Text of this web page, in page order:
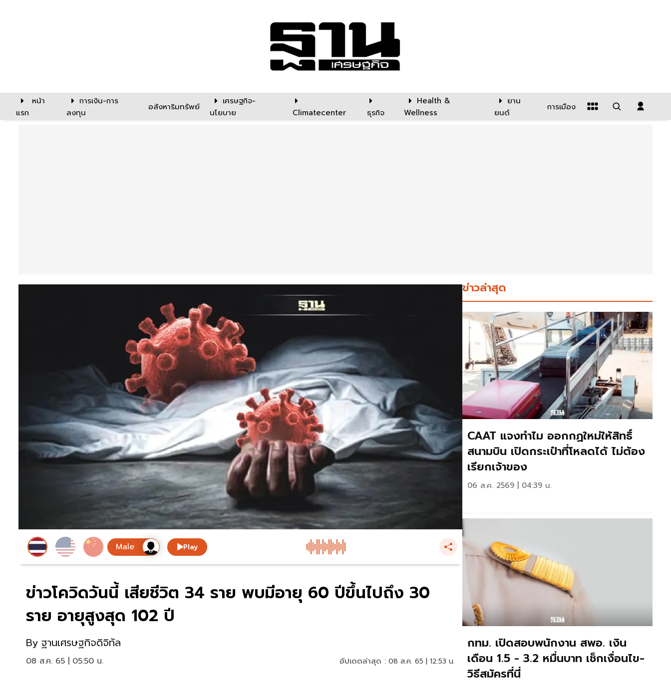
หน้า
แรก
การเงิน-การ
ลงทุน
อสังหาริมทรัพย์
เศรษฐกิจ-
นโยบาย
Climatecenter ธุรกิจ
Health &
Wellness
ยาน
ยนต์
การเมือง
Play
ข่าวโควิดวันนี้ เสียชีวิต 34 ราย พบมีอายุ 60 ปีขึ้นไปถึง 30
ราย อายุสูงสุด 102 ปี
By ฐานเศรษฐกิจดิจิทัล
08 ส.ค. 65 | 05:50 น. อัปเดตล่าสุด : 08 ส.ค. 65 | 12:53 น.
ข่าวล่าสุด
CAAT แจงทำไม ออกกฏใหม่ให้สิทธิ์
สนามบิน เปิดกระเป๋าที่โหลดได้ ไม่ต้อง
เรียกเจ้าของ
06 ส.ค. 2569 | 04:39 น.
กทม. เปิดสอบพนักงาน สพอ. เงิน
เดือน 1.5 - 3.2 หมื่นบาท เช็กเงื่อนไข-
วิธีสมัครที่นี่